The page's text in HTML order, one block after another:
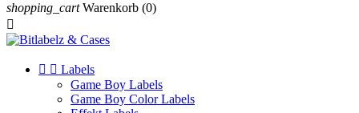
shopping_cart Warenkorb (0)

  Labels
Game Boy Labels
Game Boy Color Labels